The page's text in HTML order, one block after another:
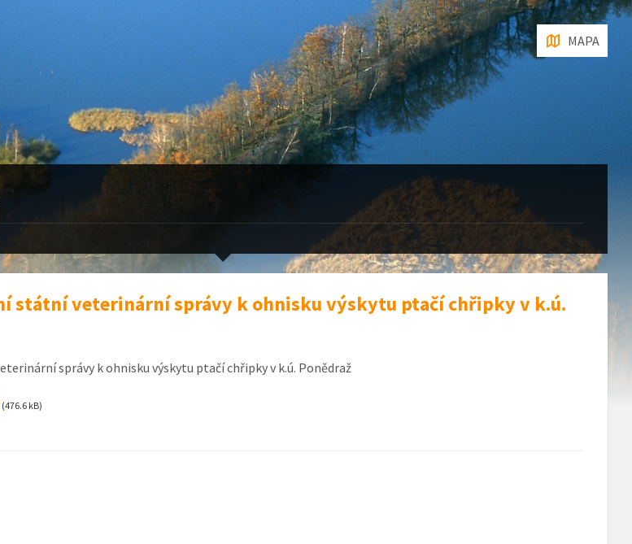
MAPA
státní veterinární správy k ohnisku výskytu ptačí chřipky v k.ú.
správy k ohnisku výskytu ptačí chřipky v k.ú. Ponědraž
(476.6 kB)